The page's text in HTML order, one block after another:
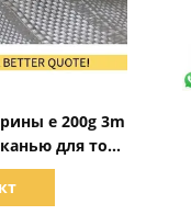
e 200g 3m
для того
Surfboard